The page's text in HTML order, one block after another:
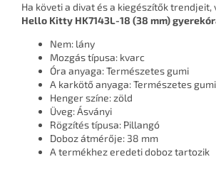
Ha követi a divat és a kiegészítők
Hello Kitty HK7143L-18 (38 mm)
Nem: lány
Mozgás típusa: kvarc
Óra anyaga: Természetes gumi
A karkötő anyaga: Természetes gumi
Henger színe: zöld
Üveg: Ásványi
Rögzítés típusa: Pillangó
Doboz átmérője: 38 mm
A termékhez eredeti doboz tartozik